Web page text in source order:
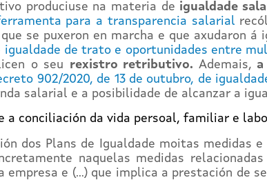
produciuse na materia de igualdade
para a transparencia salarial
se puxeron en marcha e que axudaron
igualdade de trato e oportunidades entre
o seu rexistro retributivo. Ademais,
902/2020, de 13 de outubro, de
salarial e a posibilidade de alcanzar a
a conciliación da vida persoal, familiar e
dos Plans de Igualdade moitas medidas
naquelas medidas
empresa e (…) que implica a prestación de